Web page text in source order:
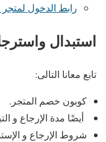
رابط الدخول لمتجر Insel الإلكتروني
استبدال
تابع معانا التالى:
كوبون خصم المتجر.
أيضًا مدة الإرجاع و
شروط الإرجاع و